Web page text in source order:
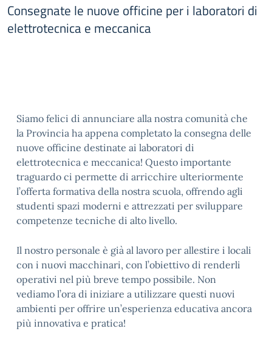
Consegnate le nuove officine per i laboratori di
elettrotecnica e meccanica
Siamo felici di annunciare alla nostra comunità che
la Provincia ha appena completato la consegna delle
nuove officine destinate ai laboratori di
elettrotecnica e meccanica! Questo importante
traguardo ci permette di arricchire ulteriormente
l’offerta formativa della nostra scuola, offrendo agli
studenti spazi moderni e attrezzati per sviluppare
competenze tecniche di alto livello.
Il nostro personale è già al lavoro per allestire i locali
con i nuovi macchinari, con l’obiettivo di renderli
operativi nel più breve tempo possibile. Non
vediamo l’ora di iniziare a utilizzare questi nuovi
ambienti per offrire un’esperienza educativa ancora
più innovativa e pratica!